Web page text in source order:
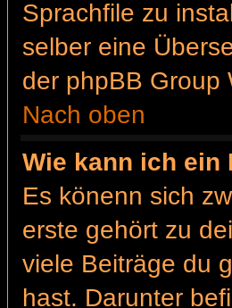
Sprachfile zu
selber eine
der phpBB Group
Nach oben
Wie kann ich ein
Es könenn sich
erste gehört zu
viele Beiträge du
hast. Darunter